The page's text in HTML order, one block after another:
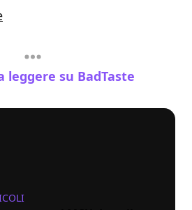
leggere su BadTaste